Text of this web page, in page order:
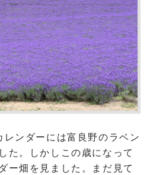
ンダーには富良野のラベン
た。しかしこの歳になって
ー畑を見ました。まだ見て